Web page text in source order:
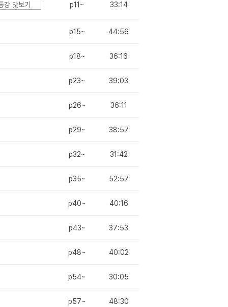
강 맛보기 p11~ 33:14
p15~ 44:56
p18~ 36:16
p23~ 39:03
p26~ 36:11
p29~ 38:57
p32~ 31:42
p35~ 52:57
p40~ 40:16
p43~ 37:53
p48~ 40:02
p54~ 30:05
p57~ 48:30